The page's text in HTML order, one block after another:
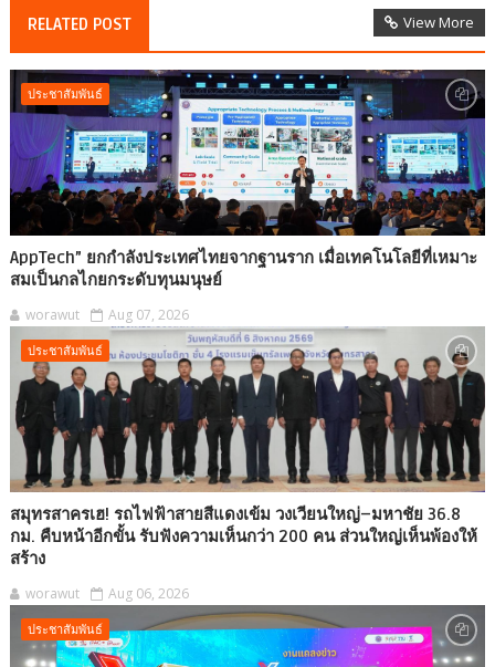
RELATED POST View More
ประชาสัมพันธ์
AppTech”​ ยกกำลังประเทศไทยจากฐานราก เมื่อเทคโนโลยีที่เหมาะ
สมเป็นกลไกยกระดับทุนมนุษย์
worawut Aug 07, 2026
ประชาสัมพันธ์
สมุทรสาครเฮ! รถไฟฟ้าสายสีแดงเข้ม วงเวียนใหญ่–มหาชัย 36.8
กม. คืบหน้าอีกขั้น รับฟังความเห็นกว่า 200 คน ส่วนใหญ่เห็นพ้องให้
สร้าง
worawut Aug 06, 2026
ประชาสัมพันธ์